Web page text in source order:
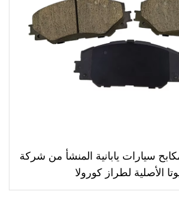
سيارات يابانية المنشأ من شركة
الأصلية لطراز كورولا